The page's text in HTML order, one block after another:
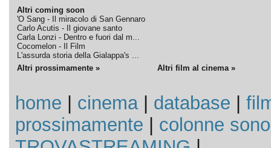
Altri coming soon
'O Sang - Il miracolo di San Gennaro
Carlo Acutis - Il giovane santo
Carla Lonzi - Dentro e fuori dal m...
Cocomelon - Il Film
L'assurda storia della Gialappa's ...
Altri prossimamente » Altri film al cinema »
home cinema| database
prossimamente
colonne